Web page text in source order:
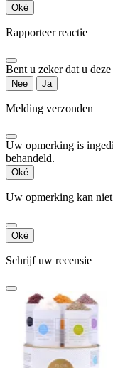
Oké
Rapporteer reactie
Bent u zeker dat u
Nee Ja
Melding verzonden
Uw opmerking is
behandeld.
Oké
Uw opmerking kan
Oké
Schrijf uw recensie